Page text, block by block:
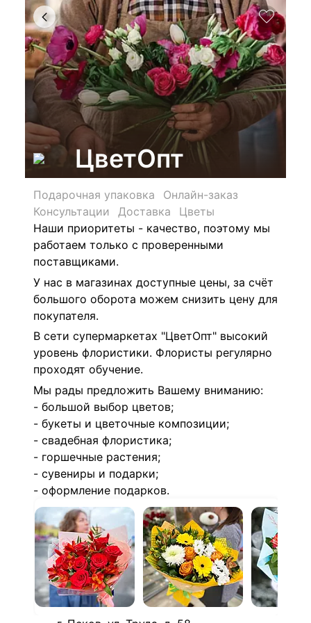
ЦветОпт
Подарочная упаковка
Онлайн-заказ
Консультации
Доставка
Цветы
Наши приоритеты - качество, поэтому мы
работаем только с проверенными
поставщиками.
У нас в магазинах доступные цены, за счёт
большого оборота можем снизить цену для
покупателя.
В сети супермаркетах "ЦветОпт" высокий
уровень флористики. Флористы регулярно
проходят обучение.
Мы рады предложить Вашему вниманию:
- большой выбор цветов;
- букеты и цветочные композиции;
- свадебная флористика;
- горшечные растения;
- сувениры и подарки;
- оформление подарков.